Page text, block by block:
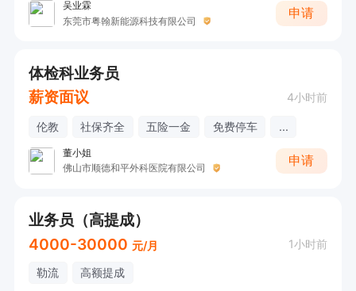
吴业霖
东莞市粤翰新能源科技有限公司
申请
体检科业务员
薪资面议
4小时前
伦教 社保齐全 五险一金 免费停车 ...
董小姐
佛山市顺德和平外科医院有限公司
申请
业务员（高提成）
4000-30000 元/月 1小时前
勒流 高额提成